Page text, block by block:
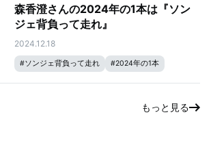
森香澄さんの2024年の1本は『ソン
ジェ背負って走れ』
2024.12.18
#ソンジェ背負って走れ #2024年の1本
もっと見る